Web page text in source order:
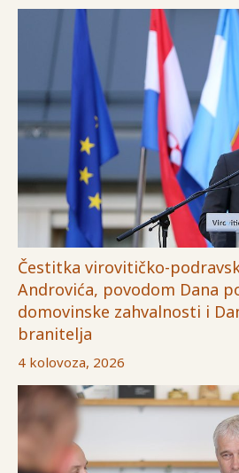
Čestitka virovitičko-
Androvića, povodom Dana
domovinske zahvalnosti i
branitelja
4 kolovoza, 2026